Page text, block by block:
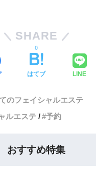
SHARE
はてブ
0
LINE
のフェイシャルエステ
ルエステ 予約
おすすめ特集